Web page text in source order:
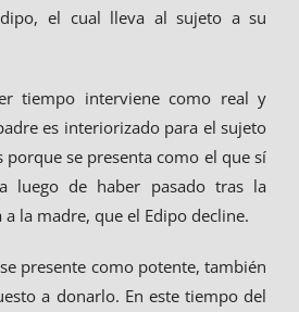
el cual lleva al sujeto a su
tiempo interviene como real y
es interiorizado para el sujeto
porque se presenta como el que sí
luego de haber pasado tras la
la madre, que el Edipo decline.
presente como potente, también
a donarlo. En este tiempo del